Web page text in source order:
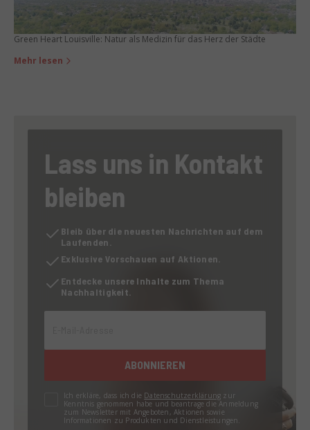
Green Heart Louisville: Natur als Medizin für das Herz der Städte
Mehr lesen
Lass uns in Kontakt
bleiben
Bleib über die neuesten Nachrichten auf dem
Laufenden.
Exklusive Vorschauen auf Aktionen.
Entdecke unsere Inhalte zum Thema
Nachhaltigkeit.
ABONNIEREN
Ich erkläre, dass ich die Datenschutzerklärung zur
Kenntnis genommen habe und beantrage die Anmeldung
zum Newsletter mit Angeboten, Aktionen sowie
Informationen zu Produkten und Dienstleistungen.